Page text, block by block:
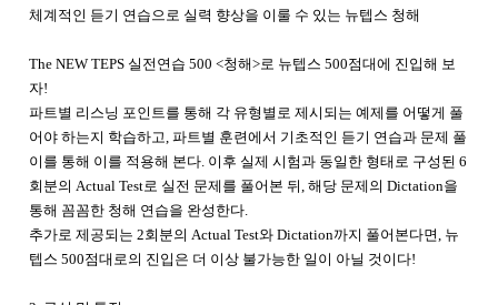
체계적인 듣기 연습으로 실력 향상을 이룰 수 있는 뉴텝스 청해
The NEW TEPS 실전연습 500 <청해>로 뉴텝스 500점대에 진입해 보
자!
파트별 리스닝 포인트를 통해 각 유형별로 제시되는 예제를 어떻게 풀
어야 하는지 학습하고, 파트별 훈련에서 기초적인 듣기 연습과 문제 풀
이를 통해 이를 적용해 본다. 이후 실제 시험과 동일한 형태로 구성된 6
회분의 Actual Test로 실전 문제를 풀어본 뒤, 해당 문제의 Dictation을
통해 꼼꼼한 청해 연습을 완성한다.
추가로 제공되는 2회분의 Actual Test와 Dictation까지 풀어본다면, 뉴
텝스 500점대로의 진입은 더 이상 불가능한 일이 아닐 것이다!